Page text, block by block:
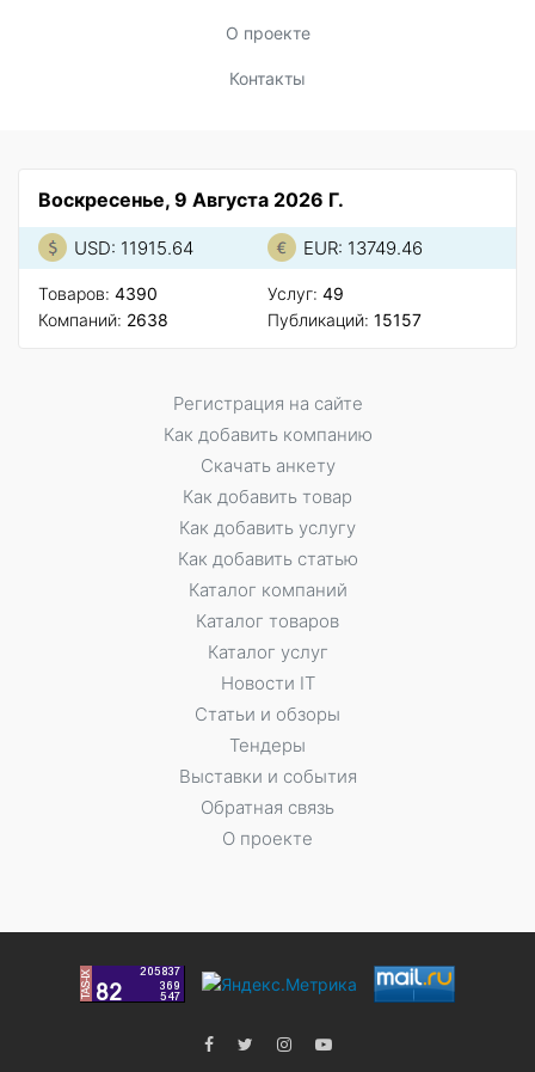
О проекте
Контакты
Воскресенье, 9 Августа 2026 Г.
USD: 11915.64 EUR: 13749.46
Товаров: 4390
Компаний: 2638
Услуг: 49
Публикаций: 15157
Регистрация на сайте
Как добавить компанию
Скачать анкету
Как добавить товар
Как добавить услугу
Как добавить статью
Каталог компаний
Каталог товаров
Каталог услуг
Новости IT
Статьи и обзоры
Тендеры
Выставки и события
Обратная связь
О проекте